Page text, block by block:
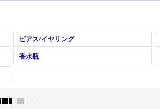
ピアス/イヤリング
香水瓶